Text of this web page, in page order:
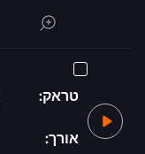
טראק:
אורך: